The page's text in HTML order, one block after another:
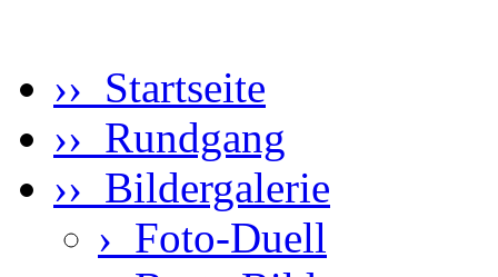
›› Startseite
›› Rundgang
›› Bildergalerie
› Foto-Duell